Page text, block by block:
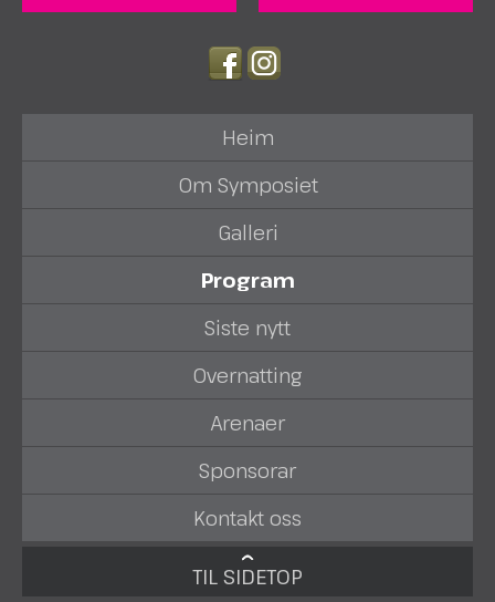
Heim
Om Symposiet
Galleri
Program
Siste nytt
Overnatting
Arenaer
Sponsorar
Kontakt oss
TIL SIDETOP